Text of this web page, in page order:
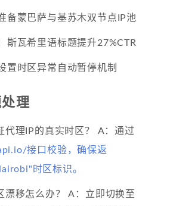
备蒙巴萨与基苏木双节点IP池
斯瓦希里语标题提升27%CTR
置时区异常自动暂停机制
理
代理IP的真实时区？ A：通过
接口校验，确保返
时区标识。
漂移怎么办？ A：立即切换至